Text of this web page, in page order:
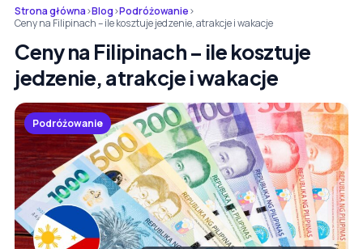
Strona główna›Blog›Podróżowanie›
Ceny na Filipinach – ile kosztuje jedzenie, atrakcje i wakacje
Ceny na Filipinach – ile kosztuje
jedzenie, atrakcje i wakacje
Podróżowanie